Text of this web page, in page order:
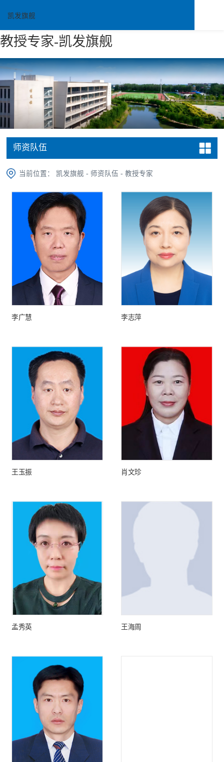
教授专家-凯发旗舰
凯发旗舰
师资队伍
当前位置： 凯发旗舰 - 师资队伍 -教授专家
李广慧 李志萍
王玉振 肖文珍
孟秀英 王海周